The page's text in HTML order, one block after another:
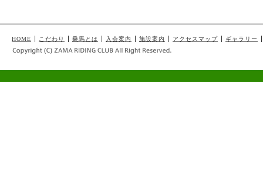
HOME こだわり 乗馬とは 入会案内 施設案内 アクセスマップ ギャラリー